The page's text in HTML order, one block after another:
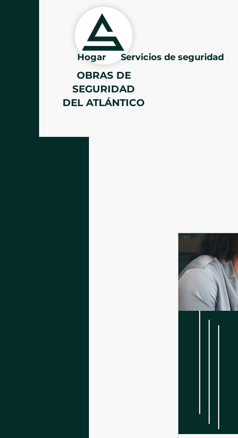
OBRAS DE
SEGURIDAD
DEL ATLÁNTICO
Hogar Servicios de seguridad